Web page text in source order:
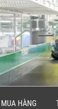
HÀNG